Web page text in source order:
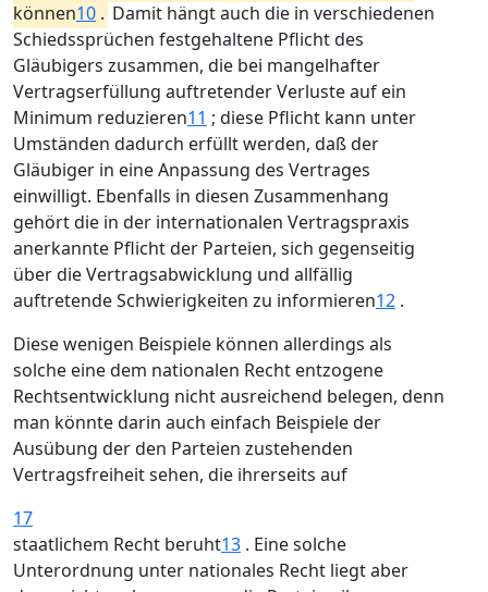
können10 . Damit hängt auch die in verschiedenen
Schiedssprüchen festgehaltene Pflicht des
Gläubigers zusammen, die bei mangelhafter
Vertragserfüllung auftretender Verluste auf ein
Minimum reduzieren11 ; diese Pflicht kann unter
Umständen dadurch erfüllt werden, daß der
Gläubiger in eine Anpassung des Vertrages
einwilligt. Ebenfalls in diesen Zusammenhang
gehört die in der internationalen Vertragspraxis
anerkannte Pflicht der Parteien, sich gegenseitig
über die Vertragsabwicklung und allfällig
auftretende Schwierigkeiten zu informieren12 .
Diese wenigen Beispiele können allerdings als
solche eine dem nationalen Recht entzogene
Rechtsentwicklung nicht ausreichend belegen, denn
man könnte darin auch einfach Beispiele der
Ausübung der den Parteien zustehenden
Vertragsfreiheit sehen, die ihrerseits auf
17
staatlichem Recht beruht13 . Eine solche
Unterordnung unter nationales Recht liegt aber